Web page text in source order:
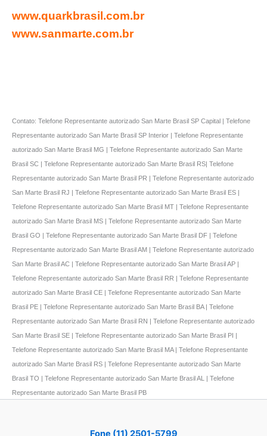
www.quarkbrasil.com.br
www.sanmarte.com.br
Contato: Telefone Representante autorizado San Marte Brasil SP Capital | Telefone
Representante autorizado San Marte Brasil SP Interior | Telefone Representante
autorizado San Marte Brasil MG | Telefone Representante autorizado San Marte
Brasil SC | Telefone Representante autorizado San Marte Brasil RS| Telefone
Representante autorizado San Marte Brasil PR | Telefone Representante autorizado
San Marte Brasil RJ | Telefone Representante autorizado San Marte Brasil ES |
Telefone Representante autorizado San Marte Brasil MT | Telefone Representante
autorizado San Marte Brasil MS | Telefone Representante autorizado San Marte
Brasil GO | Telefone Representante autorizado San Marte Brasil DF | Telefone
Representante autorizado San Marte Brasil AM | Telefone Representante autorizado
San Marte Brasil AC | Telefone Representante autorizado San Marte Brasil AP |
Telefone Representante autorizado San Marte Brasil RR | Telefone Representante
autorizado San Marte Brasil CE | Telefone Representante autorizado San Marte
Brasil PE | Telefone Representante autorizado San Marte Brasil BA | Telefone
Representante autorizado San Marte Brasil RN | Telefone Representante autorizado
San Marte Brasil SE | Telefone Representante autorizado San Marte Brasil PI |
Telefone Representante autorizado San Marte Brasil MA | Telefone Representante
autorizado San Marte Brasil RS | Telefone Representante autorizado San Marte
Brasil TO | Telefone Representante autorizado San Marte Brasil AL | Telefone
Representante autorizado San Marte Brasil PB
Fone (11) 2501-5799